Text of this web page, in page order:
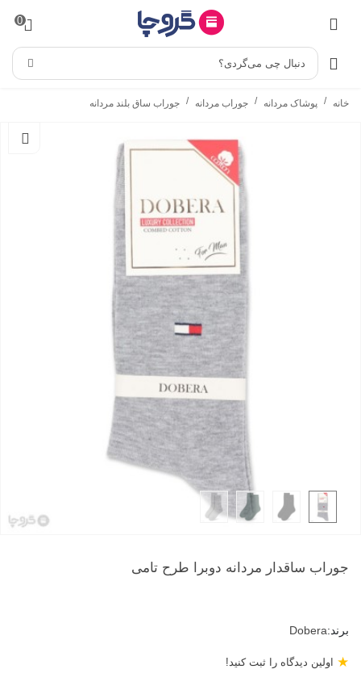
0
دنبال چی می‌گردی؟
خانه / پوشاک مردانه / جوراب مردانه / جوراب ساق بلند مردانه
جوراب ساقدار مردانه دوبرا طرح تامی
برند:Dobera
اولین دیدگاه را ثبت کنید! ★